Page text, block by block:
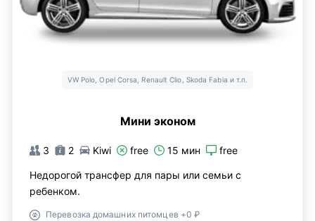
VW Polo, Opel Corsa, Renault Clio, Skoda Fabia и т.п.
Мини эконом
3 2 Kiwi free 15 мин free
Недорогой трансфер для пары или семьи с
ребенком.
Перевозка домашних питомцев +0 ₽